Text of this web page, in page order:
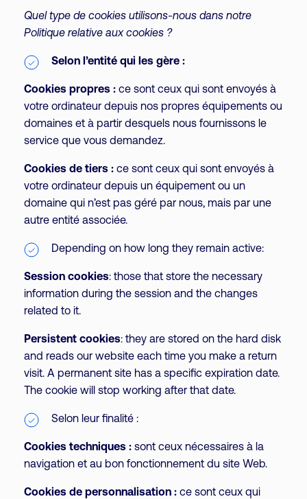
Quel type de cookies utilisons-nous dans notre
Politique relative aux cookies ?
Selon l’entité qui les gère :
Cookies propres : ce sont ceux qui sont envoyés à
votre ordinateur depuis nos propres équipements ou
domaines et à partir desquels nous fournissons le
service que vous demandez.
Cookies de tiers : ce sont ceux qui sont envoyés à
votre ordinateur depuis un équipement ou un
domaine qui n’est pas géré par nous, mais par une
autre entité associée.
Depending on how long they remain active:
Session cookies: those that store the necessary
information during the session and the changes
related to it.
Persistent cookies: they are stored on the hard disk
and reads our website each time you make a return
visit. A permanent site has a specific expiration date.
The cookie will stop working after that date.
Selon leur finalité :
Cookies techniques : sont ceux nécessaires à la
navigation et au bon fonctionnement du site Web.
Cookies de personnalisation : ce sont ceux qui